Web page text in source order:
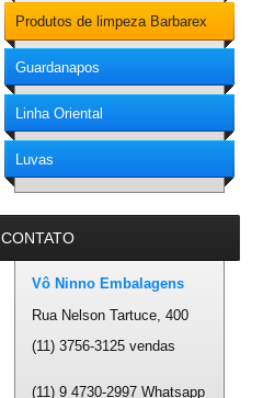
Produtos de limpeza Barbarex
Guardanapos
Linha Oriental
Luvas
CONTATO
Vô Ninno Embalagens
Rua Nelson Tartuce, 400
(11) 3756-3125 vendas
(11) 9 4730-2997 Whatsapp